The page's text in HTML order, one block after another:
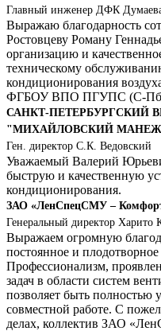
Главный инженер ДФК
Выражаю благодарность
Ростовцеву Роману
организацию и
техническому
кондиционирования
ФГБОУ ВПО ПГУПС (С-Пб,
САНКТ-ПЕТЕРБУРГСКИЙ
"МИХАЙЛОВСКИЙ
Ген. директор С.К. Ведовский
Уважаемый Валерий
быструю и качественную
кондиционирования.
ЗАО «ЛенСпецСМУ –
Генеральный директор Харито
Выражаем огромную
постоянное и плодотворное
Профессионализм,
задач в области систем
позволяет быть
совместной работе. С
делах, коллектив ЗАО